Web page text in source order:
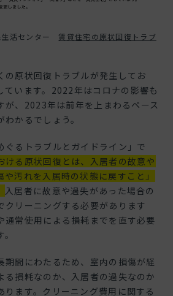
生活センター賃貸住宅の原状回復トラブ
の原状回復トラブルが発生してお
ています。2022年はコロナの影響も
が、2023年は前年を上まわるペース
かるでしょう。
ぐるトラブルとガイドライン」で
ける原状回復とは、入居者の故意や
汚れを入居時の状態に戻すこと」
入居者に故意や過失があった場合の
クリーニングする必要があります
通常使用による損耗までを直す必要
期間にわたるため、室内の損傷が経
る損耗なのか、入居者の過失なのか
ります。クリーニング費用に関する